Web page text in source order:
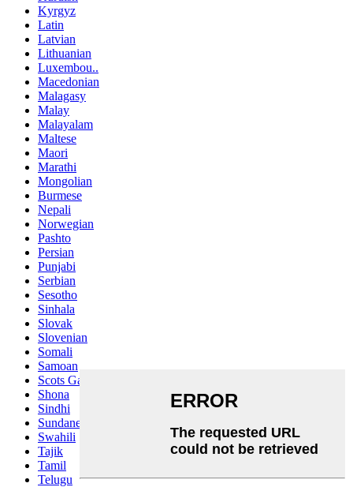
Kyrgyz
Latin
Latvian
Lithuanian
Luxembou..
Macedonian
Malagasy
Malay
Malayalam
Maltese
Maori
Marathi
Mongolian
Burmese
Nepali
Norwegian
Pashto
Persian
Punjabi
Serbian
Sesotho
Sinhala
Slovak
Slovenian
Somali
Samoan
Scots Gaelic
Shona
Sindhi
Sundanese
Swahili
Tajik
Tamil
Telugu